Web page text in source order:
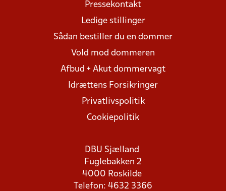
Pressekontakt
Ledige stillinger
Sådan bestiller du en dommer
Vold mod dommeren
Afbud + Akut dommervagt
Idrættens Forsikringer
Privatlivspolitik
Cookiepolitik
DBU Sjælland
Fuglebakken 2
4000 Roskilde
Telefon: 4632 3366